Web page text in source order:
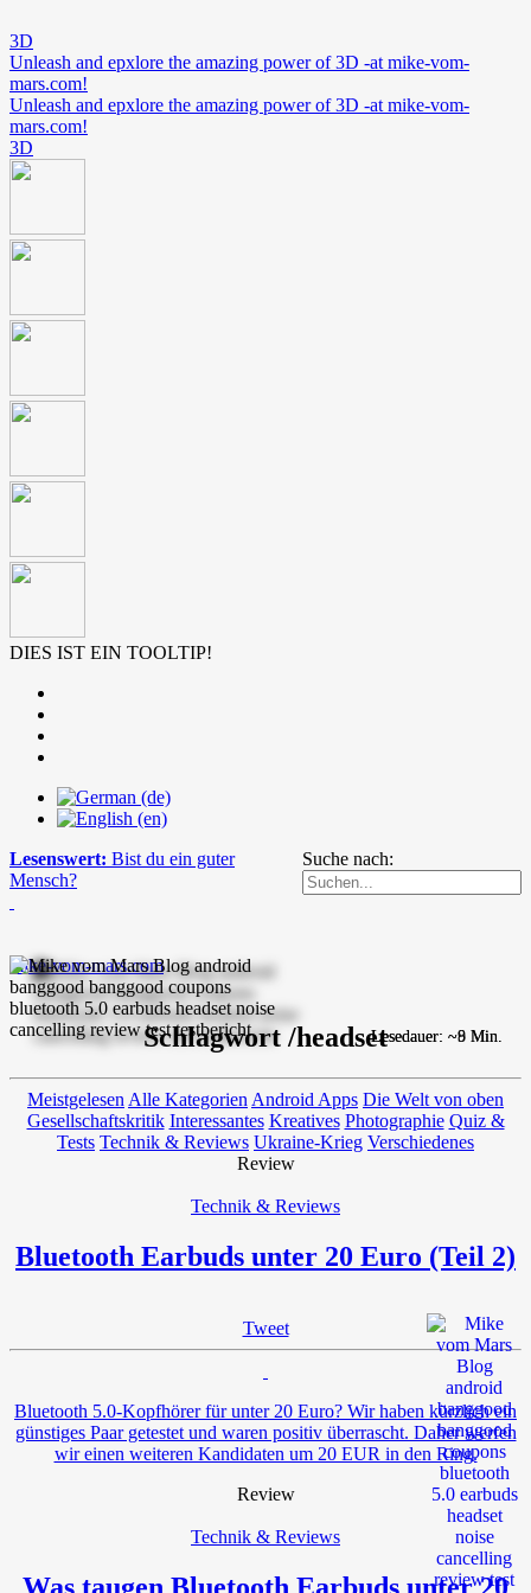
3D
Unleash and epxlore the amazing power of 3D -at mike-vom-
mars.com!
Unleash and epxlore the amazing power of 3D -at mike-vom-
mars.com!
3D
DIES IST EIN TOOLTIP!
Suche nach:
Lesenswert: Bist du ein guter
Mensch?
mike-vom-mars.com
Schlagwort /headset
Meistgelesen Alle Kategorien Android Apps Die Welt von oben
Gesellschaftskritik Interessantes Kreatives Photographie Quiz &
Tests Technik & Reviews Ukraine-Krieg Verschiedenes
Review
Technik & Reviews
Bluetooth Earbuds unter 20 Euro (Teil 2)
Tweet
Lesedauer: ~8 Min.
Bluetooth 5.0-Kopfhörer für unter 20 Euro? Wir haben kürzlich ein
günstiges Paar getestet und waren positiv überrascht. Daher werfen
wir einen weiteren Kandidaten um 20 EUR in den Ring.
Review
Technik & Reviews
Was taugen Bluetooth Earbuds unter 20
Lesedauer: ~9 Min.